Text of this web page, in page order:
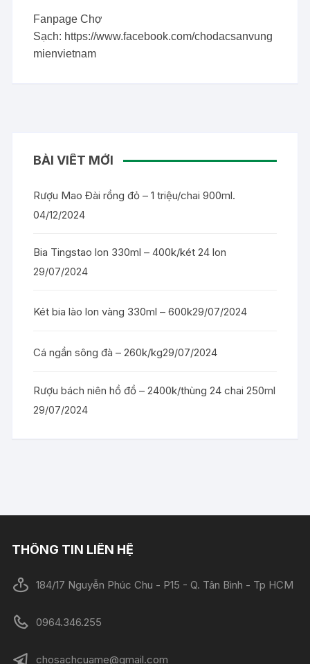
Fanpage Chợ
Sạch: https://www.facebook.com/chodacsanvung
mienvietnam
BÀI VIẾT MỚI
Rượu Mao Đài rồng đỏ – 1 triệu/chai 900ml.
04/12/2024
Bia Tingstao lon 330ml – 400k/két 24 lon
29/07/2024
Két bia lào lon vàng 330ml – 600k29/07/2024
Cá ngần sông đà – 260k/kg29/07/2024
Rượu bách niên hồ đồ – 2400k/thùng 24 chai 250ml
29/07/2024
THÔNG TIN LIÊN HỆ
184/17 Nguyễn Phúc Chu - P15 - Q. Tân Bình - Tp HCM
0964.346.255
chosachcuame@gmail.com